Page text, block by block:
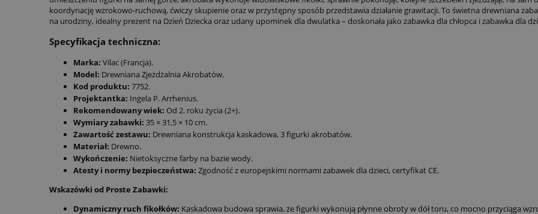
koordynację wzrokowo-ruchową, ćwiczy skupienie oraz w przystępny sposób przedstawia działanie grawitacji. To świetna drewniana
na urodziny, idealny prezent na Dzień Dziecka oraz udany upominek dla dwulatka – doskonała jako zabawka dla chłopca i zabawka dla
Specyfikacja techniczna:
Marka: Vilac (Francja).
Model: Drewniana Zjeżdżalnia Akrobatów.
Kod produktu: 7752.
Projektantka: Ingela P. Arrhenius.
Rekomendowany wiek: Od 2. roku życia (2+).
Wymiary zabawki: 35 × 31,5 × 10 cm.
Zawartość zestawu: Drewniana konstrukcja kaskadowa, 3 figurki akrobatów.
Materiał: Drewno.
Wykończenie: Nietoksyczne farby na bazie wody.
Atesty i normy bezpieczeństwa: Zgodność z europejskimi normami zabawek dla dzieci, certyfikat CE.
Wskazówki od Proste Zabawki:
Dynamiczny ruch fikołków: Kaskadowa budowa sprawia, że figurki wykonują płynne obroty w dół toru, co mocno przyciąga